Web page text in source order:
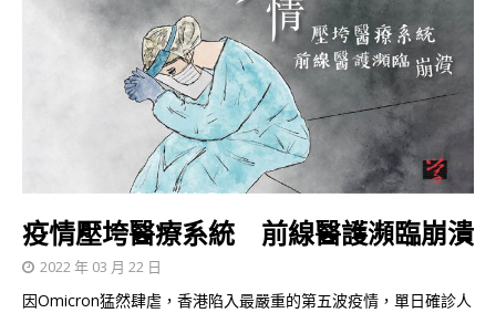
疫情壓垮醫療系統 前線醫護瀕臨崩潰
2022 年 03 月 22 日
因Omicron猛然肆虐，香港陷入最嚴重的第五波疫情，單日確診人